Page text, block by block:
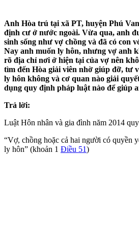
Anh Hòa trú tại xã PT, huyện Phú
định cư ở nước ngoài. Vừa qua, anh
sinh sống như vợ chồng và đã có con
Nay anh muốn ly hôn, nhưng vợ anh
rõ địa chỉ nơi ở hiện tại của vợ nên
tìm đến Hòa giải viên nhờ giúp đỡ, tư
ly hôn không và cơ quan nào giải
dụng quy định pháp luật nào để giúp
Trả lời:
Luật Hôn nhân và gia đình năm 2014
“Vợ, chồng hoặc cả hai người có quyền
ly hôn” (khoản 1 Điều 51)